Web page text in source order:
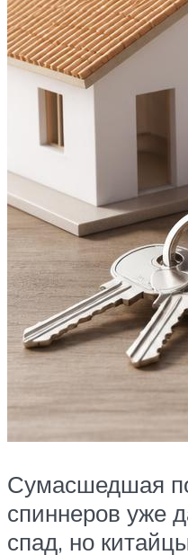
Сумасшедшая
спиннеров уже
спад, но